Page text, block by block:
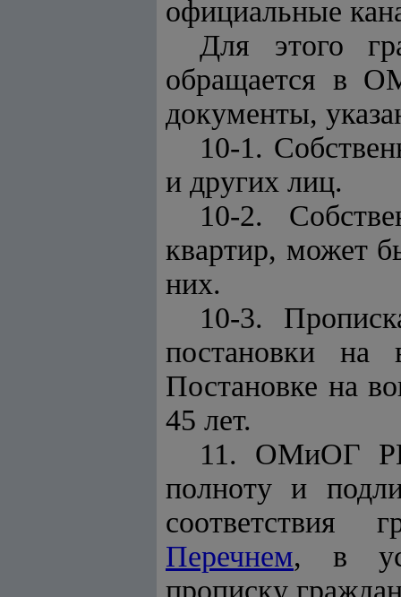
официальные
Для этого
обращается в
документы,
10-1.
и других лиц.
10-2.
квартир, может
них.
10-3.
постановки на
Постановке на
45 лет.
11. ОМиОГ
полноту и
соответствия
Перечнем, в
прописку